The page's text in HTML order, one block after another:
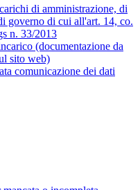
di amministrazione, di
governo di cui all'art. 14, co.
n. 33/2013
(documentazione da
sito web)
comunicazione dei dati